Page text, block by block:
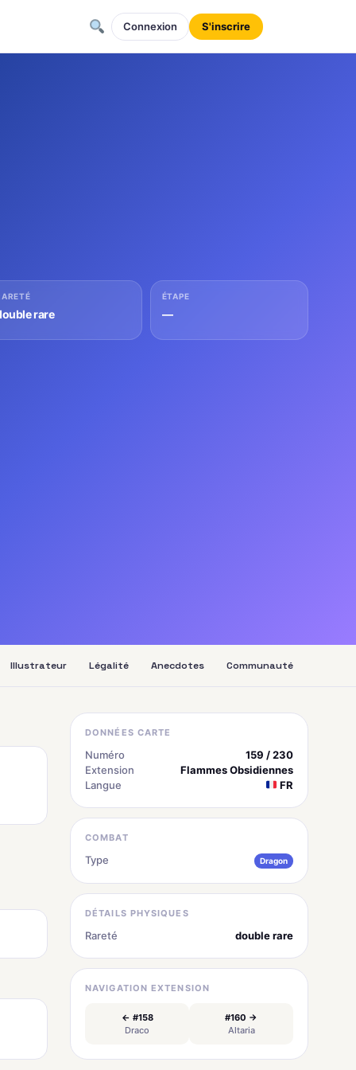
Connexion S'inscrire
rare
ÉTAPE
—
Illustrateur Légalité Anecdotes Communauté
DONNÉES CARTE
Numéro
159 / 230
Extension
Flammes Obsidiennes
Langue
FR
COMBAT
Type Dragon
DÉTAILS PHYSIQUES
Rareté double rare
NAVIGATION EXTENSION
← #158
Draco
#160 →
Altaria